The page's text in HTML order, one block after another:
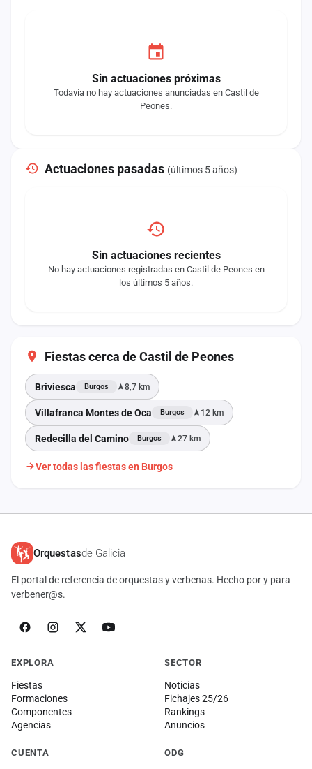
Sin actuaciones próximas
Todavía no hay actuaciones anunciadas en Castil de
Peones.
Actuaciones pasadas (últimos 5 años)
Sin actuaciones recientes
No hay actuaciones registradas en Castil de Peones en
los últimos 5 años.
Fiestas cerca de Castil de Peones
Briviesca Burgos 8,7 km
Villafranca Montes de Oca Burgos 12 km
Redecilla del Camino Burgos 27 km
Ver todas las fiestas en Burgos
Orquestasde Galicia
El portal de referencia de orquestas y verbenas. Hecho por y para
verbener@s.
EXPLORA
Fiestas
Formaciones
Componentes
Agencias
SECTOR
Noticias
Fichajes 25/26
Rankings
Anuncios
CUENTA ODG